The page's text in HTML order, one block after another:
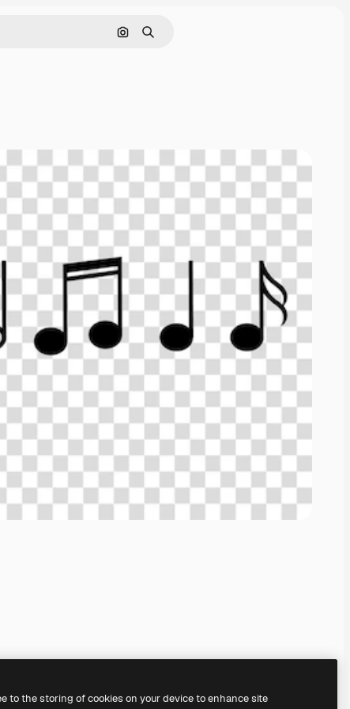
Nach Bild suchen
Suchen
to the storing of cookies on your device to enhance site